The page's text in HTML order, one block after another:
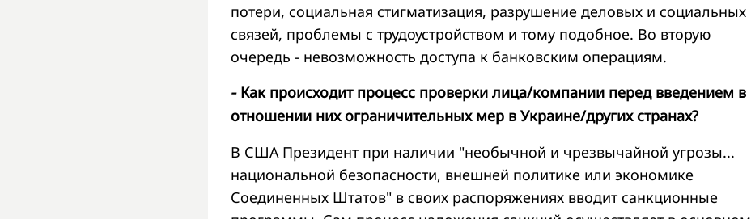
потери, социальная стигматизация, разрушение деловых и социальных
связей, проблемы с трудоустройством и тому подобное. Во вторую
очередь - невозможность доступа к банковским операциям.
- Как происходит процесс проверки лица/компании перед введением в
отношении них ограничительных мер в Украине/других странах?
В США Президент при наличии "необычной и чрезвычайной угрозы...
национальной безопасности, внешней политике или экономике
Соединенных Штатов" в своих распоряжениях вводит санкционные